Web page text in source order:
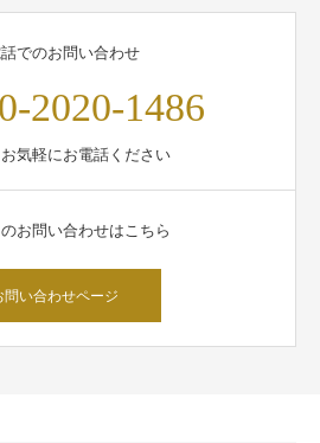
でのお問い合わせ
2020-1486
気軽にお電話ください
お問い合わせはこちら
問い合わせページ